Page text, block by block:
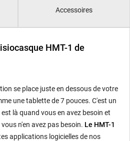
Accessoires
HMT-1 de
se place juste en dessous de votre
une tablette de 7 pouces. C'est un
là quand vous en avez besoin et
n'en avez pas besoin. Le HMT-1
applications logicielles de nos